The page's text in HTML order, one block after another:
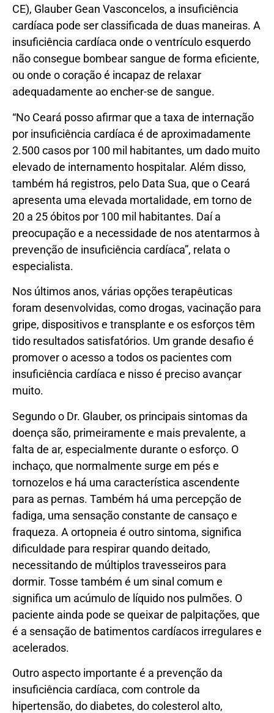
CE), Glauber Gean Vasconcelos, a insuficiência
cardíaca pode ser classificada de duas maneiras. A
insuficiência cardíaca onde o ventrículo esquerdo
não consegue bombear sangue de forma eficiente,
ou onde o coração é incapaz de relaxar
adequadamente ao encher-se de sangue.
“No Ceará posso afirmar que a taxa de internação
por insuficiência cardíaca é de aproximadamente
2.500 casos por 100 mil habitantes, um dado muito
elevado de internamento hospitalar. Além disso,
também há registros, pelo Data Sua, que o Ceará
apresenta uma elevada mortalidade, em torno de
20 a 25 óbitos por 100 mil habitantes. Daí a
preocupação e a necessidade de nos atentarmos à
prevenção de insuficiência cardíaca”, relata o
especialista.
Nos últimos anos, várias opções terapêuticas
foram desenvolvidas, como drogas, vacinação para
gripe, dispositivos e transplante e os esforços têm
tido resultados satisfatórios. Um grande desafio é
promover o acesso a todos os pacientes com
insuficiência cardíaca e nisso é preciso avançar
muito.
Segundo o Dr. Glauber, os principais sintomas da
doença são, primeiramente e mais prevalente, a
falta de ar, especialmente durante o esforço. O
inchaço, que normalmente surge em pés e
tornozelos e há uma característica ascendente
para as pernas. Também há uma percepção de
fadiga, uma sensação constante de cansaço e
fraqueza. A ortopneia é outro sintoma, significa
dificuldade para respirar quando deitado,
necessitando de múltiplos travesseiros para
dormir. Tosse também é um sinal comum e
significa um acúmulo de líquido nos pulmões. O
paciente ainda pode se queixar de palpitações, que
é a sensação de batimentos cardíacos irregulares e
acelerados.
Outro aspecto importante é a prevenção da
insuficiência cardíaca, com controle da
hipertensão, do diabetes, do colesterol alto,